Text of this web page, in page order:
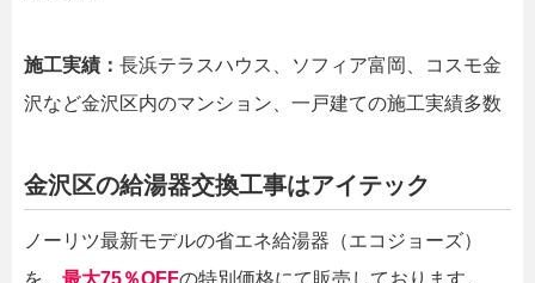
施工実績： 長浜テラスハウス、ソフィア富岡、コスモ金
沢など金沢区内のマンション、一戸建ての施工実績多数
金沢区の給湯器交換工事はアイテック
ノーリツ最新モデルの省エネ給湯器（エコジョーズ）
を、 最大75％OFFの特別価格にて販売しております。